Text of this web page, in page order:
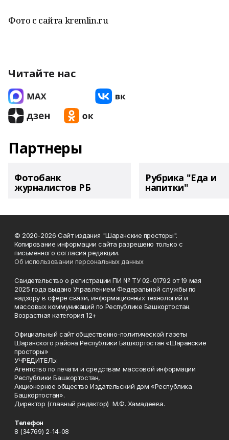
Фото с сайта kremlin.ru
Читайте нас
Партнеры
Фотобанк
журналистов РБ
Рубрика "Еда и
напитки"
© 2020-2026 Сайт издания "Шаранские просторы".
Копирование информации сайта разрешено только с
письменного согласия редакции.
Об использовании персональных данных
Свидетельство о регистрации ПИ № ТУ 02-01792 от 19 мая
2025 года выдано Управлением Федеральной службы по
надзору в сфере связи, информационных технологий и
массовых коммуникаций по Республике Башкортостан.
Возрастная категория 12+
Официальный сайт общественно-политической газеты
Шаранского района Республики Башкортостан «Шаранские
просторы»
УЧРЕДИТЕЛЬ:
Агентство по печати и средствам массовой информации
Республики Башкортостан,
Акционерное общество Издательский дом «Республика
Башкортостан».
Директор (главный редактор) М.Ф. Хамадеева.
Телефон
8 (34769) 2-14-08